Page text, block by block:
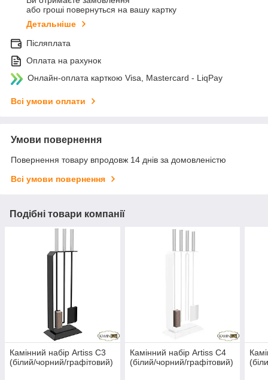
або гроші повернуться на вашу картку
Детальніше
Післяплата
Оплата на рахунок
Онлайн-оплата карткою Visa, Mastercard - LiqPay
Всі умови оплати
Умови повернення
Повернення товару впродовж 14 днів за домовленістю
Всі умови повернення
Подібні товари компанії
Камінний набір Artiss C3
(білий/чорний/графітовий)
Камінний набір Artiss C4
(білий/чорний/графітовий)